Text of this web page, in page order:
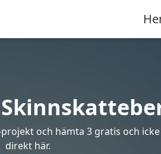
och hämta 3 gratis och
direkt här.